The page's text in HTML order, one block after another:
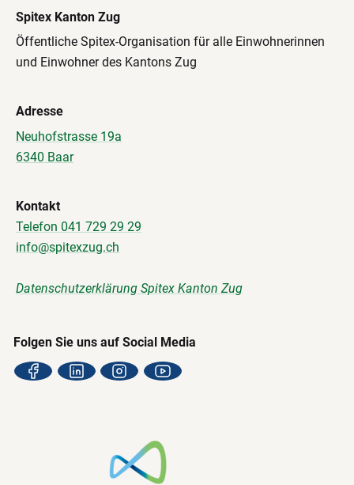
Spitex Kanton Zug
Öffentliche Spitex-Organisation für alle Einwohnerinnen
und Einwohner des Kantons Zug
Adresse
Neuhofstrasse 19a
6340 Baar
Kontakt
Telefon 041 729 29 29
info@spitexzug.ch
Datenschutzerklärung Spitex Kanton Zug
Folgen Sie uns auf Social Media